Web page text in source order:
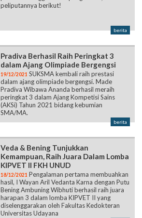
peliputannya berikut!
berita
Pradiva Berhasil Raih Peringkat 3
dalam Ajang Olimpiade Bergengsi
19/12/2021 SUKSMA kembali raih prestasi
dalam ajang olimpiade bergengsi. Made
Pradiva Wibawa Ananda berhasil meraih
peringkat 3 dalam Ajang Kompetisi Sains
(AKSi) Tahun 2021 bidang kebumian
SMA/MA.
berita
Veda & Bening Tunjukkan
Kemampuan, Raih Juara Dalam Lomba
KIPVET II FKH UNUD
18/12/2021 Pengalaman pertama membuahkan
hasil, I Wayan Aril Vedanta Karna dengan Putu
Bening Ambuning Wibhuti berhasil raih juara
harapan 3 dalam lomba KIPVET II yang
diselenggarakan oleh Fakultas Kedokteran
Universitas Udayana